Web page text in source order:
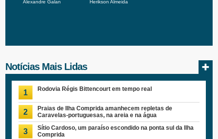
Alexandre Galan Herikson Almeida
Notícias Mais Lidas
1 Rodovia Régis Bittencourt em tempo real
2
Praias de Ilha Comprida amanhecem repletas de
Caravelas-portuguesas, na areia e na água
3
Sítio Cardoso, um paraíso escondido na ponta sul da Ilha
Comprida